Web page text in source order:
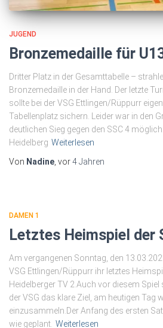
JUGEND
Bronzemedaille für
Dritter Platz in der Gesamttabelle –
Bronzemedaille in der Hand. Der letzte
sollte bei der VSG Ettlingen/Rüppurr
Tabellenplatz sichern. Leider war in den
deutlichen Sieg gegen den SSC 4
Heidelberg Weiterlesen
Von Nadine , vor4 Jahren
DAMEN 1
Letztes Heimspiel der
Am vergangenen Sonntag, den
VSG Ettlingen/Rüppurr ihr letztes
Heidelberger TV 2.Auch vor diesem
der VSG das klare Ziel, am heutigen Tag
einzusammeln.Der Anfang des ersten
wie geplant. Weiterlesen